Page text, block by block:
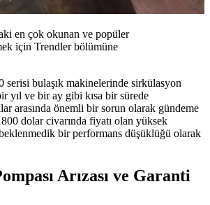
en çok okunan ve popüler
için Trendler bölümüne
serisi bulaşık makinelerinde sirkülasyon
yıl ve bir ay gibi kısa bir sürede
arasında önemli bir sorun olarak gündeme
dolar civarında fiyatı olan yüksek
bir performans düşüklüğü olarak
Arızası ve Garanti